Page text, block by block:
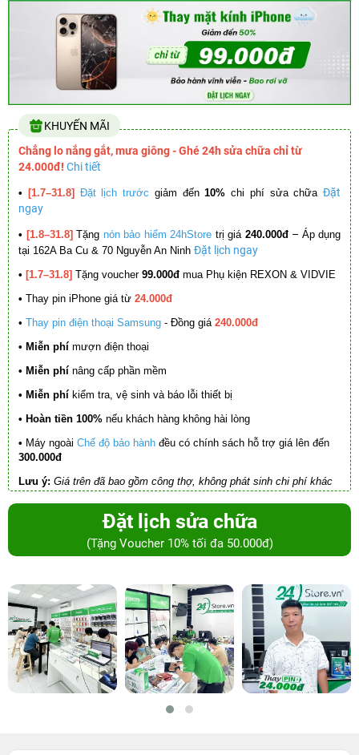
KHUYẾN MÃI
Chẳng lo nắng gắt, mưa giông - Ghé 24h sửa chữa chỉ từ
24.000đ! Chi tiết
• [1.7–31.8] Đặt lịch trước giảm đến10% chi phí sửa chữa Đặt
ngay
• [1.8–31.8] Tặng nón bảo hiểm 24hStore trị giá 240.000đ – Áp dụng
tại 162A Ba Cu & 70 Nguyễn An Ninh Đặt lịch ngay
• [1.7–31.8] Tặng voucher 99.000đ mua Phụ kiện REXON & VIDVIE
• Thay pin iPhone giá từ 24.000đ
• Thay pin điện thoại Samsung - Đồng giá 240.000đ
• Miễn phí mượn điện thoại
• Miễn phí nâng cấp phần mềm
• Miễn phí kiểm tra, vệ sinh và báo lỗi thiết bị
• Hoàn tiền 100% nếu khách hàng không hài lòng
• Máy ngoài Chế độ bảo hành đều có chính sách hỗ trợ giá lên đến
300.000đ
Lưu ý: Giá trên đã bao gồm công thợ, không phát sinh chi phí khác
Đặt lịch sửa chữa
(Tặng Voucher 10% tối đa 50.000đ)